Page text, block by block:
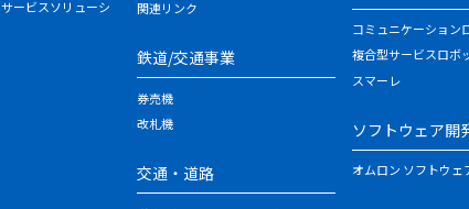
ービスソリューシ
関連リンク
鉄道/交通事業
券売機
改札機
交通・道路
コミュニケーション
複合型サービスロボ
スマーレ
ソフトウェア開
オムロン ソフトウェ